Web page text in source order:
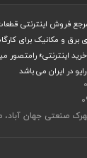
فروش اینترنتی
و مکانیک برای
اینترنتی» رامتصور
در ایران می باشد
صنعتی جهان آباد،